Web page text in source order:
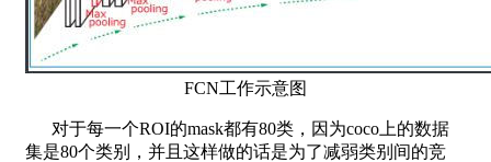
FCN工作示意图
对于每一个ROI的mask都有80类，因为coco上的数据
集是80个类别，并且这样做的话是为了减弱类别间的竞